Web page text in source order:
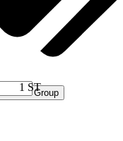
Group
1 ST